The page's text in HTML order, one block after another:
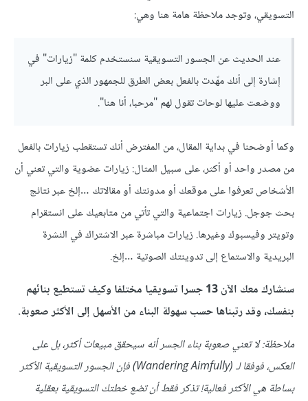
التسويقي، وتوجد ملاحظة هامة هنا وهي:
عند الحديث عن الجسور التسويقية سنستخدم كلمة "زيارات" في
إشارة إلى أنك مهّدت بالفعل بعض الطرق للجمهور الذي على البر
ووضعت عليها لوحات تقول لهم "مرحبا، أنا هنا".
وكما أوضحنا في بداية المقال، من المفترض أنك تستقطب زيارات بالفعل
من مصدر واحد أو أكثر، على سبيل المثال: زيارات عضوية والتي تعني أن
الأشخاص تعرفوا على موقعك أو مدونتك أو مقالاتك …إلخ عبر نتائج
بحث جوجل. زيارات اجتماعية والتي تأتي من متابعيك على انستقرام
وتويتر وفيسبوك وغيرها. زيارات مباشرة عبر الاشتراك في النشرة
البريدية والاستماع إلى تدوينتك الصوتية …إلخ.
سنشارك معك الآن 13 جسرا تسويقيا مختلفا وكيف تستطيع بنائهم
بنفسك، وقد رتبناها حسب سهولة البناء من الأسهل إلى الأكثر صعوبة.
ملاحظة: لا تعني صعوبة بناء الجسر أنه سيحقق مبيعات أكثر، بل على
العكس، فوفقا لـ (Wandering Aimfully) فإن الجسور التسويقية الأكثر
بساطة هي الأكثر فعالية! تذكر فقط أن تضع خطتك التسويقية بعقلية